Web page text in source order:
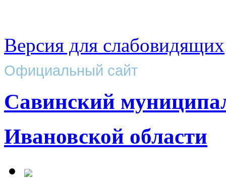
Версия для слабовидящих
Официальный сайт
Савинский
Ивановской области